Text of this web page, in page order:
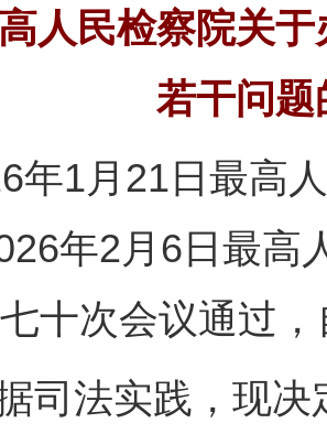
人民检察院关
若干问题
年1月21日最高
年2月6日最高
十次会议通过
法实践，现决